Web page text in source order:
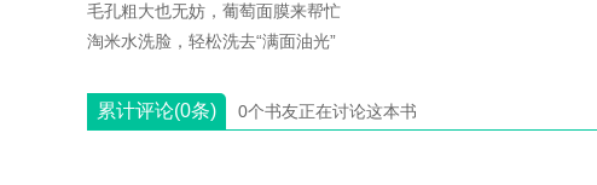
毛孔粗大也无妨，葡萄面膜来帮忙
淘米水洗脸，轻松洗去“满面油光”
累计评论(0条) 0个书友正在讨论这本书